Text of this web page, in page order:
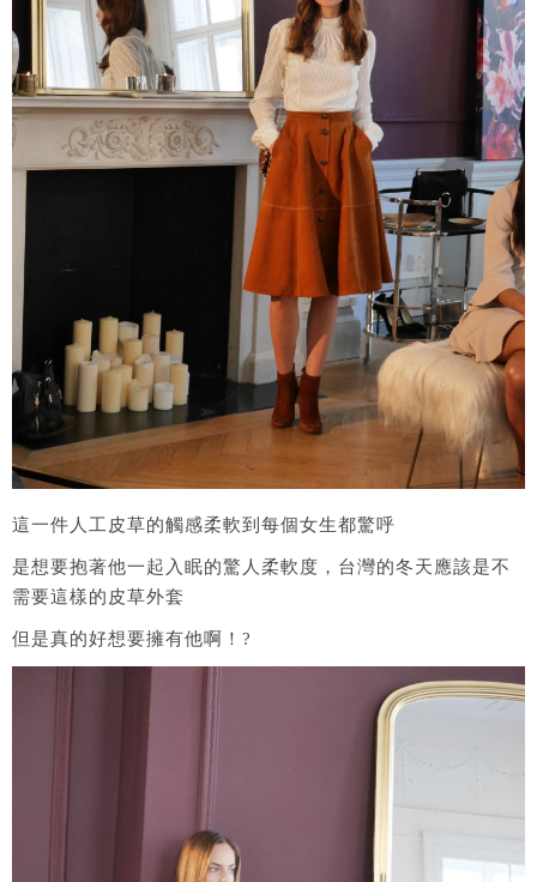
這一件人工皮草的觸感柔軟到每個女生都驚呼
是想要抱著他一起入眠的驚人柔軟度，台灣的冬天應該是不
需要這樣的皮草外套
但是真的好想要擁有他啊！?